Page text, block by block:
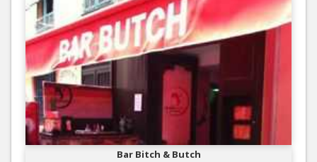
Bar Bitch & Butch